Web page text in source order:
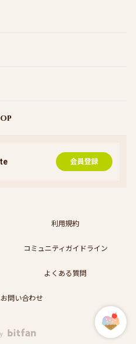
会員登録
利用規約
コミュニティガイドライン
よくある質問
問い合わせ